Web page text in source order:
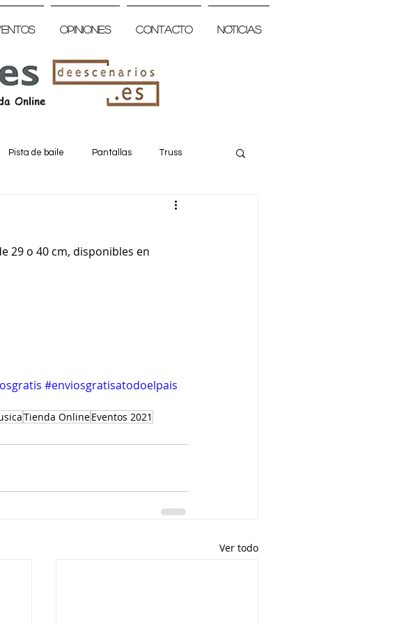
Opiniones Contacto Noticias
Pista de baile Pantallas Truss
29 o 40 cm, disponibles en
#enviosgratisatodoelpais
Tienda OnlineEventos 2021
Ver todo